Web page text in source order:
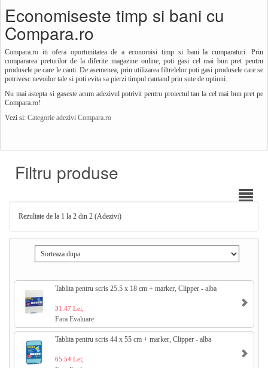
Economiseste timp si bani cu
Compara.ro
Compara.ro iti ofera oportunitatea de a economisi timp si bani la cumparaturi. Prin
compararea preturilor de la diferite magazine online, poti gasi cel mai bun pret pentru
produsele pe care le cauti. De asemenea, prin utilizarea filtrelelor poti gasi produsele care se
potrivesc nevoilor tale si poti evita sa pierzi timpul cautand prin sute de optiuni.
Nu mai astepta si gaseste acum adezivul potrivit pentru proiectul tau la cel mai bun pret pe
Compara.ro!
Vezi si: Categorie adezivi Compara.ro
Filtru produse
Rezultate de la 1 la 2 din 2 (Adezivi)
Tablita pentru scris 25.5 x 18 cm + marker, Clipper - alba
31.47 Lei;
Fara Evaluare
Tablita pentru scris 44 x 55 cm + marker, Clipper - alba
65.54 Lei;